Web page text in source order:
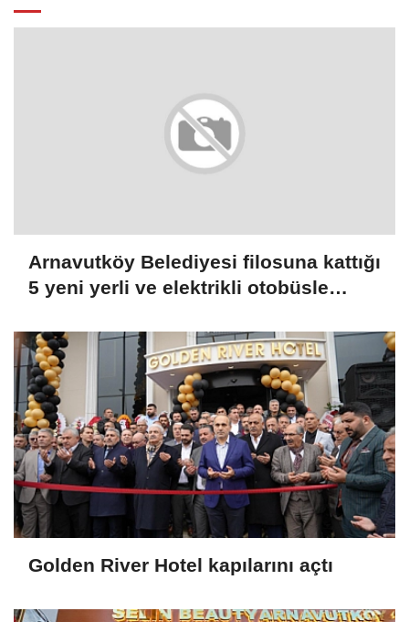
Arnavutköy Belediyesi filosuna kattığı
5 yeni yerli ve elektrikli otobüsle
başlattı. Arnavutköy Belediyesi, çevre
dostu, yerli ve milli üretim 5 adet
elektrikli otobüsü toplu ulaşım
filosuna ekleyerek ilçe içi ücretsiz r
Golden River Hotel kapılarını açtı